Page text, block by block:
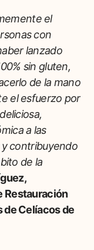
el
con
lanzado
sin gluten,
de la mano
el esfuerzo por
a las
contribuyendo
de la
Restauración
de Celíacos de